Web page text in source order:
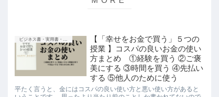
【「幸せをお金で買う」５つの
授業 】コスパの良いお金の使い
方まとめ ①経験を買う ②ご褒
美にする ③時間を買う ④先払い
する ⑤他人のために使う
平たく言うと、金にはコスパの良い使い方と悪い使い方があると